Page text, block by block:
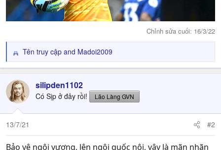
Chỉnh sửa cuối: 16/3/22
R
e
c
t
i
o
n
Tên truy cập and Madoi2009
silipden1102
Có Sịp ở đây rồi! Lão Làng GVN
13/7/21 #2
Bảo vệ ngôi vương, lên ngôi quốc nội, vậy là mãn nhãn